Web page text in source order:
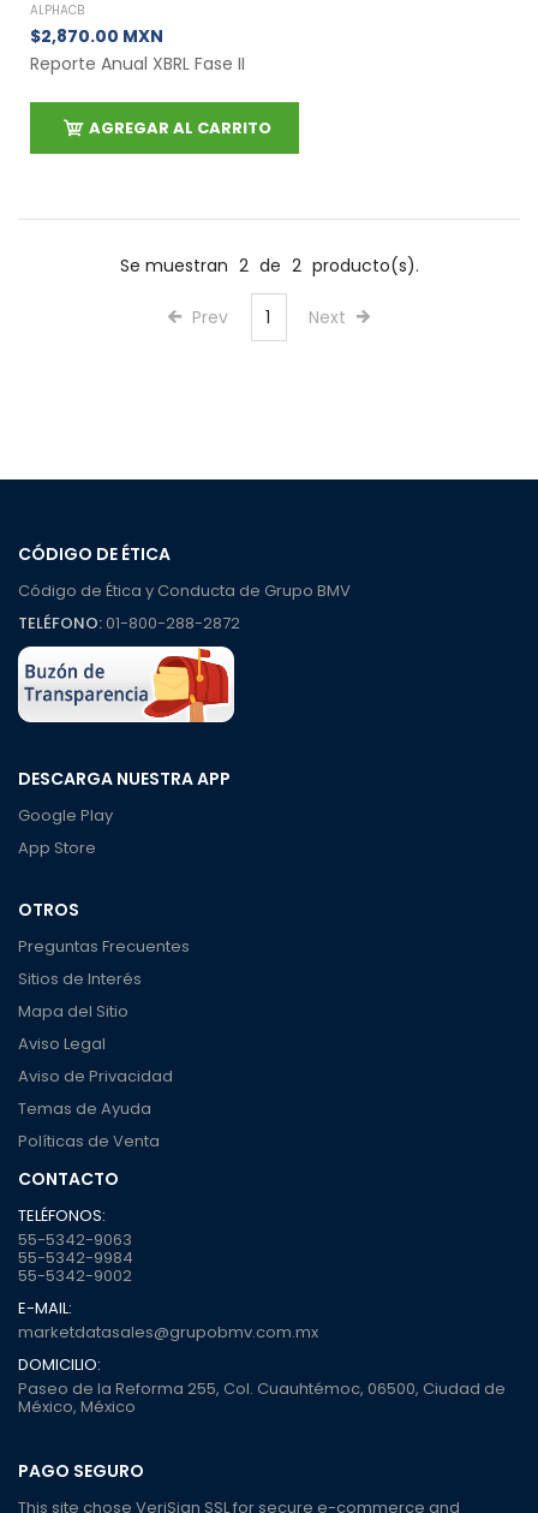
ALPHACB
$2,870.00 MXN
Reporte Anual XBRL Fase II
AGREGAR AL CARRITO
Se muestran 2 de 2 producto(s).
Prev 1 Next
CÓDIGO DE ÉTICA
Código de Ética y Conducta de Grupo BMV
TELÉFONO:01-800-288-2872
DESCARGA NUESTRA APP
Google Play
App Store
OTROS
Preguntas Frecuentes
Sitios de Interés
Mapa del Sitio
Aviso Legal
Aviso de Privacidad
Temas de Ayuda
Políticas de Venta
CONTACTO
TELÉFONOS:
55-5342-9063
55-5342-9984
55-5342-9002
E-MAIL:
marketdatasales@grupobmv.com.mx
DOMICILIO:
Paseo de la Reforma 255, Col. Cuauhtémoc, 06500, Ciudad de
México, México
PAGO SEGURO
This site chose VeriSign SSL for secure e-commerce and